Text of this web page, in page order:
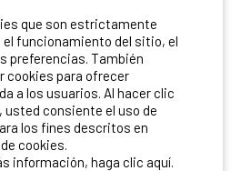
PARTNERS
que son estrictamente
el funcionamiento del sitio, el
preferencias. También
cookies para ofrecer
a los usuarios. Al hacer clic
usted consiente el uso de
los fines descritos en
cookies.
información, haga clic aquí.